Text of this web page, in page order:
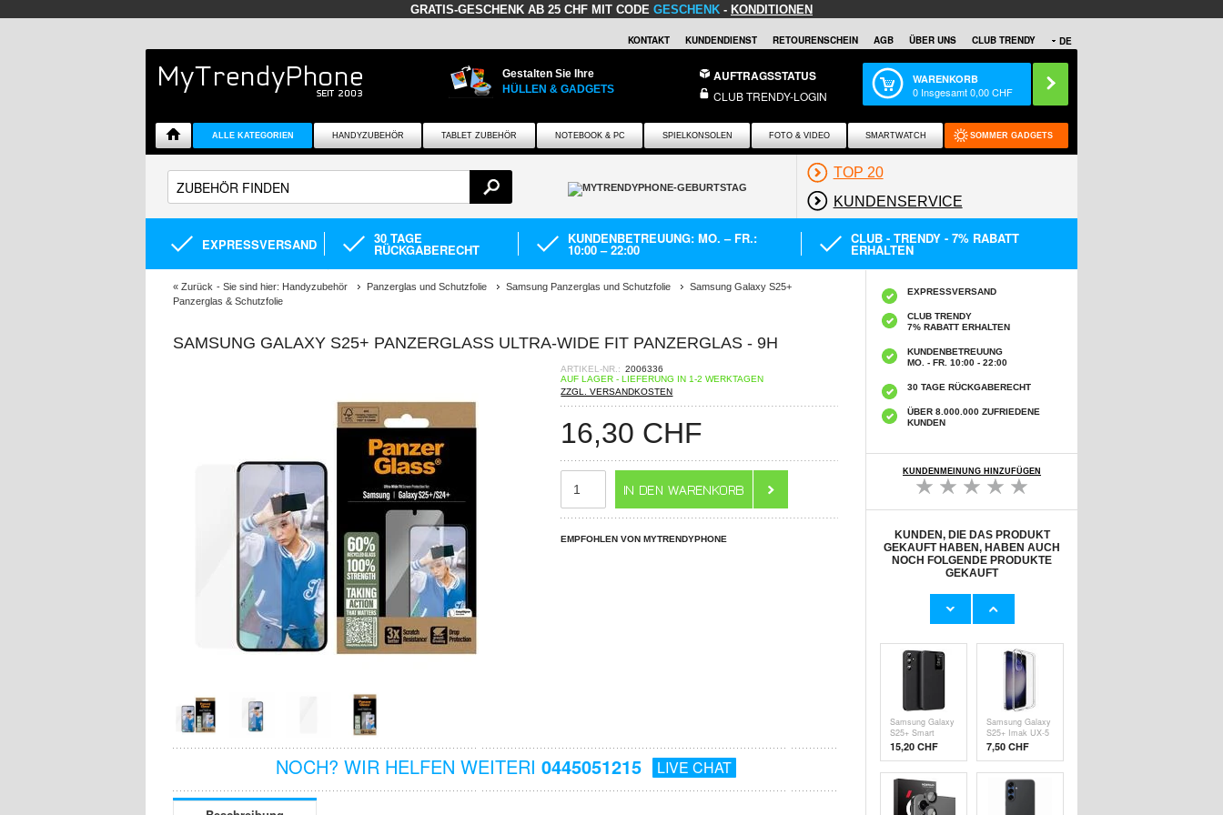
GRATIS-GESCHENK AB 25 CHF MIT CODE GESCHENK - KONDITIONEN
DE
KONTAKT KUNDENDIENST RETOURENSCHEIN AGB ÜBER UNS CLUB TRENDY
Gestalten Sie Ihre
HÜLLEN & GADGETS
AUFTRAGSSTATUS
CLUB TRENDY-LOGIN
WARENKORB
0 Insgesamt0,00CHF
ALLE KATEGORIEN HANDYZUBEHÖR TABLET ZUBEHÖR NOTEBOOK & PC SPIELKONSOLEN FOTO & VIDEO SMARTWATCH SOMMER GADGETS
TOP 20
KUNDENSERVICE
EXPRESSVERSAND 30 TAGE
RÜCKGABERECHT
KUNDENBETREUUNG: MO. – FR.:
10:00 – 22:00
CLUB - TRENDY - 7% RABATT
ERHALTEN
« Zurück - Sie sind hier: Handyzubehör Panzerglas und Schutzfolie Samsung Panzerglas und Schutzfolie
Samsung Galaxy S25+
Panzerglas & Schutzfolie
SAMSUNG GALAXY S25+ PANZERGLASS ULTRA-WIDE FIT PANZERGLAS - 9H
ARTIKEL-NR.: 2006336
AUF LAGER - LIEFERUNG IN 1-2 WERKTAGEN
ZZGL. VERSANDKOSTEN
16,30 CHF
EMPFOHLEN VON MYTRENDYPHONE
NOCH? WIR HELFEN WEITERI 0445051215 LIVE CHAT
EXPRESSVERSAND
CLUB TRENDY
7% RABATT ERHALTEN
KUNDENBETREUUNG
MO. - FR. 10:00 - 22:00
30 TAGE RÜCKGABERECHT
ÜBER 8.000.000 ZUFRIEDENE
KUNDEN
KUNDENMEINUNG HINZUFÜGEN
KUNDEN, DIE DAS PRODUKT
GEKAUFT HABEN, HABEN AUCH
NOCH FOLGENDE PRODUKTE
GEKAUFT
Samsung Galaxy
Saphir
Samsung Super
Power Adapter
EP-
45W - Schwarz
27,20 CHF
Samsung Galaxy
S25+ Smart
Clear View Flip
Hülle mit
Kartenschlitz -
Schwarz
15,20 CHF
Samsung Galaxy
S25+ Imak UX-5
TPU Hülle -
Durchsichtig
7,50 CHF